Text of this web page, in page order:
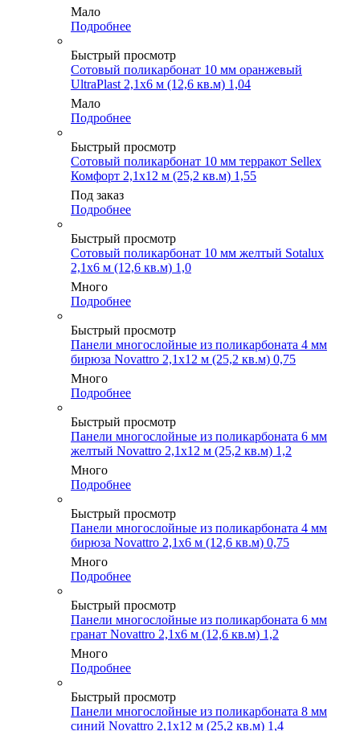
Мало
Подробнее
Быстрый просмотр
Сотовый поликарбонат 10 мм оранжевый
UltraPlast 2,1х6 м (12,6 кв.м) 1,04
Мало
Подробнее
Быстрый просмотр
Сотовый поликарбонат 10 мм терракот Sellex
Комфорт 2,1х12 м (25,2 кв.м) 1,55
Под заказ
Подробнее
Быстрый просмотр
Сотовый поликарбонат 10 мм желтый Sotalux
2,1х6 м (12,6 кв.м) 1,0
Много
Подробнее
Быстрый просмотр
Панели многослойные из поликарбоната 4 мм
бирюза Novattro 2,1х12 м (25,2 кв.м) 0,75
Много
Подробнее
Быстрый просмотр
Панели многослойные из поликарбоната 6 мм
желтый Novattro 2,1х12 м (25,2 кв.м) 1,2
Много
Подробнее
Быстрый просмотр
Панели многослойные из поликарбоната 4 мм
бирюза Novattro 2,1х6 м (12,6 кв.м) 0,75
Много
Подробнее
Быстрый просмотр
Панели многослойные из поликарбоната 6 мм
гранат Novattro 2,1х6 м (12,6 кв.м) 1,2
Много
Подробнее
Быстрый просмотр
Панели многослойные из поликарбоната 8 мм
синий Novattro 2,1х12 м (25,2 кв.м) 1,4